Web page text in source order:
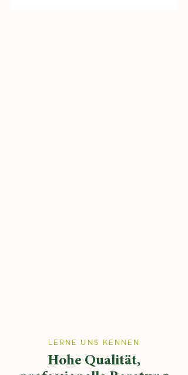
LERNE UNS KENNEN
Hohe Qualität,